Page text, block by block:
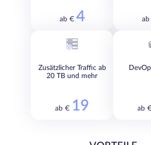
ab € 4
Zusätzlicher Traffic ab
20 TB und mehr
ab € 19 ab